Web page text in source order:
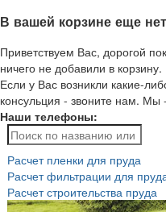
В вашей корзине еще
Приветствуем Вас, дорогой
ничего не добавили в корзину.
Если у Вас возникли какие-
консульция - звоните нам.
Наши телефоны:
Расчет пленки для пруда
Расчет фильтрации для
Расчет строительства пруда